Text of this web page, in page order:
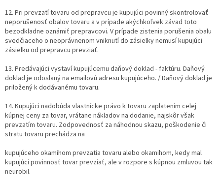
12. Pri prevzatí tovaru od prepravcu je kupujúci povinný skontrolovať
neporušenosť obalov tovaru a v prípade akýchkoľvek závad toto
bezodkladne oznámiť prepravcovi. V prípade zistenia porušenia obalu
svedčiaceho o neoprávnenom vniknutí do zásielky nemusí kupujúci
zásielku od prepravcu prevziať.
13. Predávajúci vystaví kupujúcemu daňový doklad - faktúru. Daňový
doklad je odoslaný na emailovú adresu kupujúceho. / Daňový doklad je
priložený k dodávanému tovaru.
14. Kupujúci nadobúda vlastnícke právo k tovaru zaplatením celej
kúpnej ceny za tovar, vrátane nákladov na dodanie, najskôr však
prevzatím tovaru. Zodpovednosť za náhodnou skazu, poškodenie či
stratu tovaru prechádza na
kupujúceho okamihom prevzatia tovaru alebo okamihom, kedy mal
kupujúci povinnosť tovar prevziať, ale v rozpore s kúpnou zmluvou tak
neurobil.